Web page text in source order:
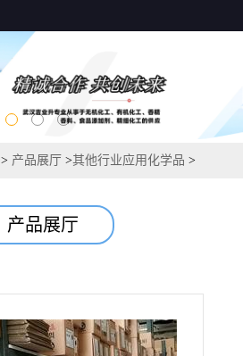
> 产品展厅 >其他行业应用化学品 >
产品展厅